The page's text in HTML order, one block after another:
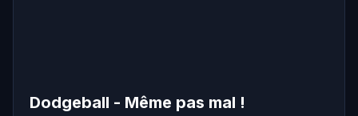
Dodgeball - Même pas mal !